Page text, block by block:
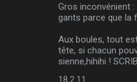
Gros inconvénient
gants parce que la
Aux boules, tout
tête, si chacun
sienne,hihihi !
18.2.11